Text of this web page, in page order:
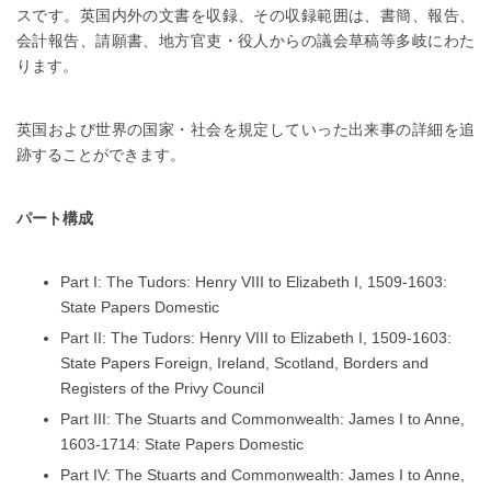
スです。英国内外の文書を収録、その収録範囲は、書簡、報告、
会計報告、請願書、地方官吏・役人からの議会草稿等多岐にわた
ります。
英国および世界の国家・社会を規定していった出来事の詳細を追
跡することができます。
パート構成
Part I: The Tudors: Henry VIII to Elizabeth I, 1509-1603:
State Papers Domestic
Part II: The Tudors: Henry VIII to Elizabeth I, 1509-1603:
State Papers Foreign, Ireland, Scotland, Borders and
Registers of the Privy Council
Part III: The Stuarts and Commonwealth: James I to Anne,
1603-1714: State Papers Domestic
Part IV: The Stuarts and Commonwealth: James I to Anne,